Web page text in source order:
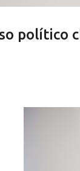
político